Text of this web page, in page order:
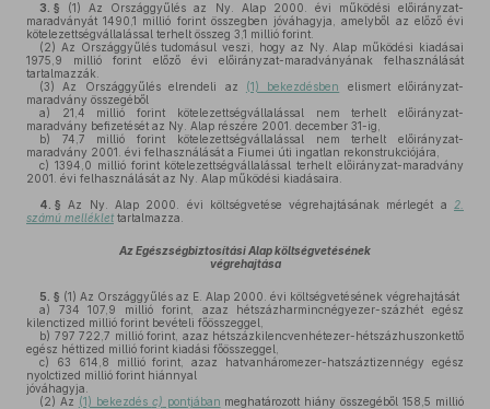
3. § (1) Az Országgyűlés az Ny. Alap 2000. évi működési előirányzat-
maradványát 1490,1 millió forint összegben jóváhagyja, amelyből az előző évi
kötelezettségvállalással terhelt összeg 3,1 millió forint.
(2) Az Országgyűlés tudomásul veszi, hogy az Ny. Alap működési kiadásai
1975,9 millió forint előző évi előirányzat-maradványának felhasználását
tartalmazzák.
(3) Az Országgyűlés elrendeli az (1) bekezdésben
elismert előirányzat-
maradvány összegéből
a) 21,4 millió forint kötelezettségvállalással nem terhelt előirányzat-
maradvány befizetését az Ny. Alap részére 2001. december 31-ig,
b) 74,7 millió forint kötelezettségvállalással nem terhelt előirányzat-
maradvány 2001. évi felhasználását a Fiumei úti ingatlan rekonstrukciójára,
c) 1394,0 millió forint kötelezettségvállalással terhelt előirányzat-maradvány
2001. évi felhasználását az Ny. Alap működési kiadásaira.
4. § Az Ny. Alap 2000. évi költségvetése végrehajtásának mérlegét a 2.
számú melléklettartalmazza.
Az Egészségbiztosítási Alap költségvetésének
végrehajtása
5. § (1) Az Országgyűlés az E. Alap 2000. évi költségvetésének végrehajtását
a) 734 107,9 millió forint, azaz hétszázharmincnégyezer-százhét egész
kilenctized millió forint bevételi főösszeggel,
b) 797 722,7 millió forint, azaz hétszázkilencvenhétezer-hétszázhuszonkettő
egész héttized millió forint kiadási főösszeggel,
c) 63 614,8 millió forint, azaz hatvanháromezer-hatszáztizennégy egész
nyolctized millió forint hiánnyal
jóváhagyja.
(2) Az (1) bekezdés c) pontjában meghatározott hiány összegéből 158,5 millió